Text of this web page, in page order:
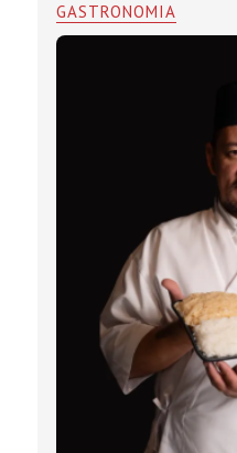
GASTRONOMIA